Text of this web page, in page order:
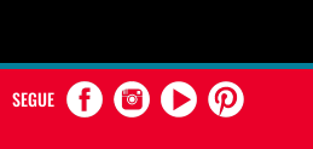
SEGUE